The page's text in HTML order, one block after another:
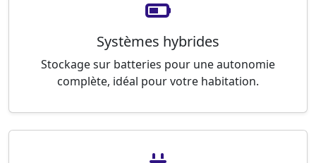
Systèmes hybrides
Stockage sur batteries pour une autonomie
complète, idéal pour votre habitation.